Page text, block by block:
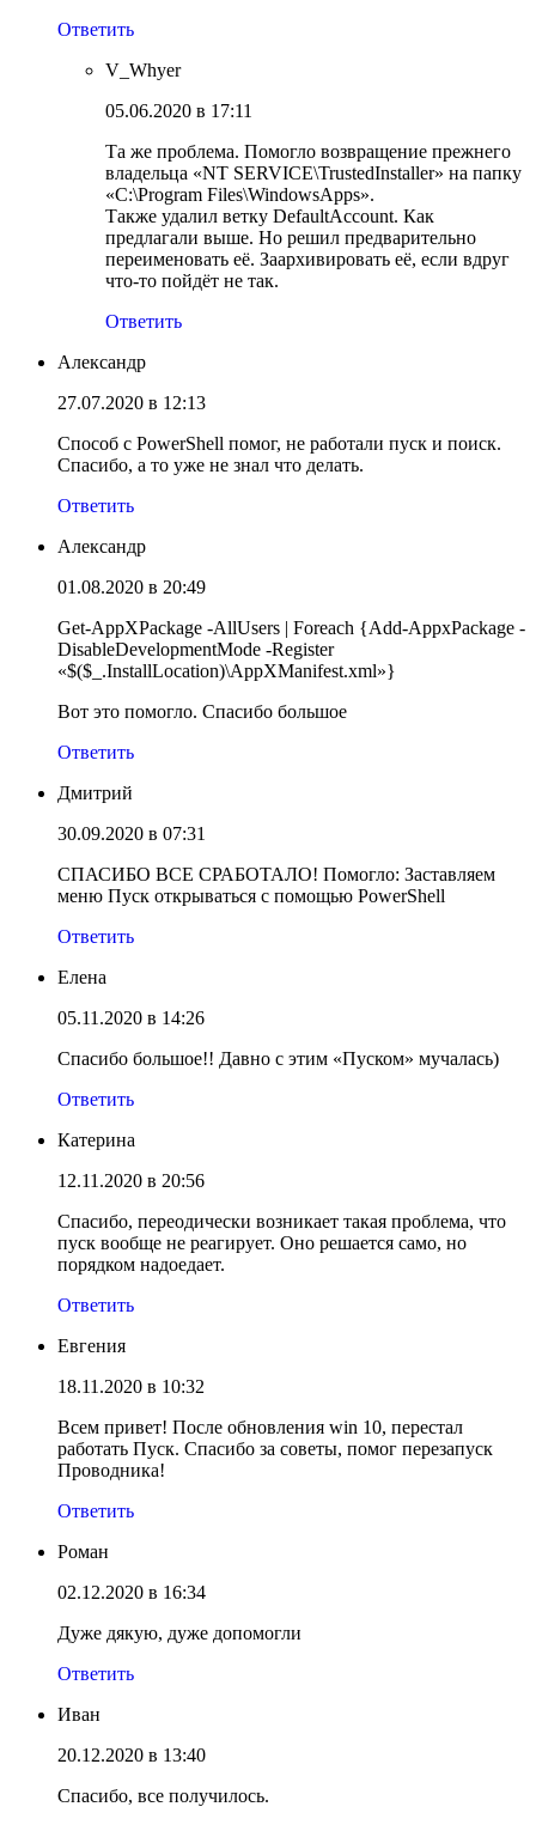
Ответить
V_Whyer
05.06.2020 в 17:11
Та же проблема. Помогло возвращение прежнего
владельца «NT SERVICE\TrustedInstaller» на папку
«C:\Program Files\WindowsApps».
Также удалил ветку DefaultAccount. Как
предлагали выше. Но решил предварительно
переименовать её. Заархивировать её, если вдруг
что-то пойдёт не так.
Ответить
Александр
27.07.2020 в 12:13
Способ с PowerShell помог, не работали пуск и поиск.
Спасибо, а то уже не знал что делать.
Ответить
Александр
01.08.2020 в 20:49
Get-AppXPackage -AllUsers | Foreach {Add-AppxPackage -
DisableDevelopmentMode -Register
«$($_.InstallLocation)\AppXManifest.xml»}
Вот это помогло. Спасибо большое
Ответить
Дмитрий
30.09.2020 в 07:31
СПАСИБО ВСЕ СРАБОТАЛО! Помогло: Заставляем
меню Пуск открываться с помощью PowerShell
Ответить
Елена
05.11.2020 в 14:26
Спасибо большое!! Давно с этим «Пуском» мучалась)
Ответить
Катерина
12.11.2020 в 20:56
Спасибо, переодически возникает такая проблема, что
пуск вообще не реагирует. Оно решается само, но
порядком надоедает.
Ответить
Евгения
18.11.2020 в 10:32
Всем привет! После обновления win 10, перестал
работать Пуск. Спасибо за советы, помог перезапуск
Проводника!
Ответить
Роман
02.12.2020 в 16:34
Дуже дякую, дуже допомогли
Ответить
Иван
20.12.2020 в 13:40
Спасибо, все получилось.